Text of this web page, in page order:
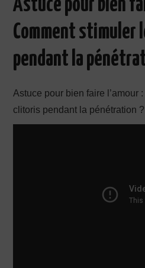
A PROPOS
PRODUCTION X
Astuce pour bien
Comment stimuler
pendant la
Astuce pour bien faire l’amour
clitoris pendant la pénétration ?